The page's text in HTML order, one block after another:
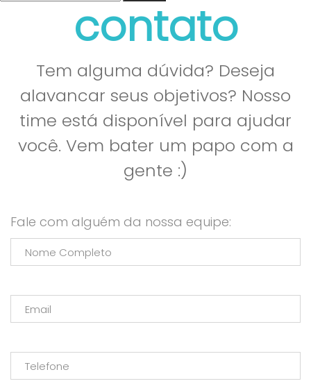
contato
Tem alguma dúvida? Deseja
alavancar seus objetivos? Nosso
time está disponível para ajudar
você. Vem bater um papo com a
gente :)
Fale com alguém da nossa equipe: